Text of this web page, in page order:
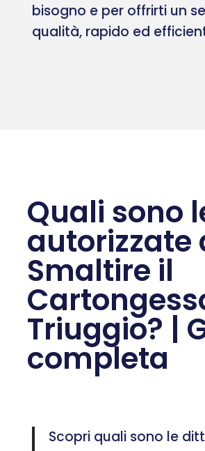
bisogno e per offrirti un
qualità, rapido ed
Quali sono
autorizzate
Smaltire il
Triuggio? |
completa
Scopri quali sono le